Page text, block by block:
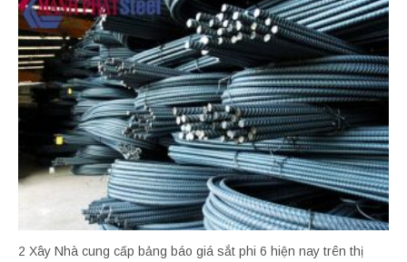
2 Xây Nhà cung cấp bảng báo giá sắt phi 6 hiện nay trên thị